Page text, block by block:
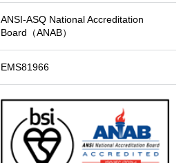
ANSI-ASQ National Accreditation
Board（ANAB）
EMS81966